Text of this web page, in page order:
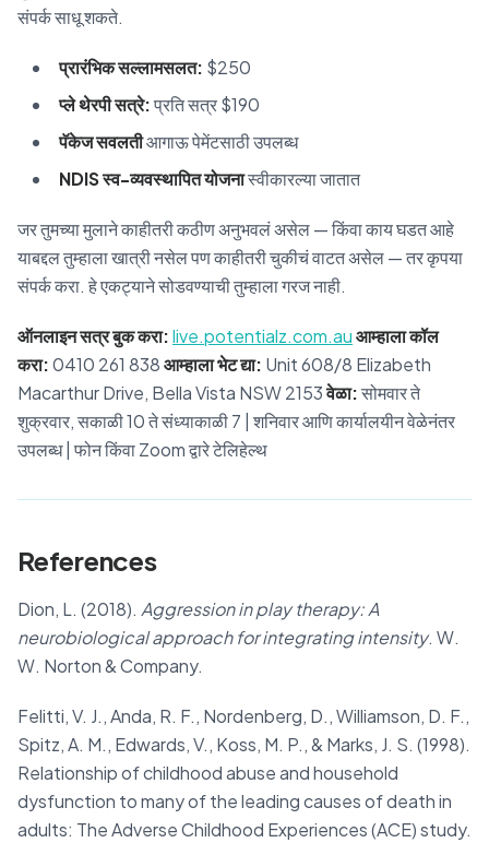
संपर्क साधू शकते.
प्रारंभिक सल्लामसलत: $250
प्ले थेरपी सत्रे:प्रति सत्र $190
पॅकेज सवलतीआगाऊ पेमेंटसाठी उपलब्ध
NDIS स्व-व्यवस्थापित योजनास्वीकारल्या जातात
जर तुमच्या मुलाने काहीतरी कठीण अनुभवलं असेल — किंवा काय घडत आहे
याबद्दल तुम्हाला खात्री नसेल पण काहीतरी चुकीचं वाटत असेल — तर कृपया
संपर्क करा. हे एकट्याने सोडवण्याची तुम्हाला गरज नाही.
ऑनलाइन सत्र बुक करा:live.potentialz.com.auआम्हाला कॉल
करा:0410 261 838आम्हाला भेट द्या: Unit 608/8 Elizabeth
Macarthur Drive, Bella Vista NSW 2153वेळा:सोमवार ते
शुक्रवार, सकाळी 10 ते संध्याकाळी 7 | शनिवार आणि कार्यालयीन वेळेनंतर
उपलब्ध | फोन किंवा Zoom द्वारे टेलिहेल्थ
References
Dion, L. (2018). Aggression in play therapy: A
neurobiological approach for integrating intensity. W.
W. Norton & Company.
Felitti, V. J., Anda, R. F., Nordenberg, D., Williamson, D. F.,
Spitz, A. M., Edwards, V., Koss, M. P., & Marks, J. S. (1998).
Relationship of childhood abuse and household
dysfunction to many of the leading causes of death in
adults: The Adverse Childhood Experiences (ACE) study.